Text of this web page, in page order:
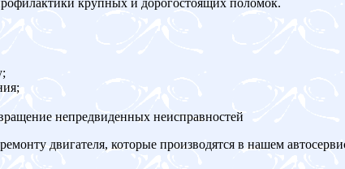
крупных и дорогостоящих поломок.
непредвиденных неисправностей
двигателя, которые производятся в нашем